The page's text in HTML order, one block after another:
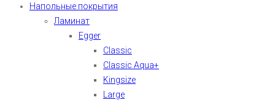
Напольные покрытия
Ламинат
Egger
Classic
Classic Aqua+
Kingsize
Large